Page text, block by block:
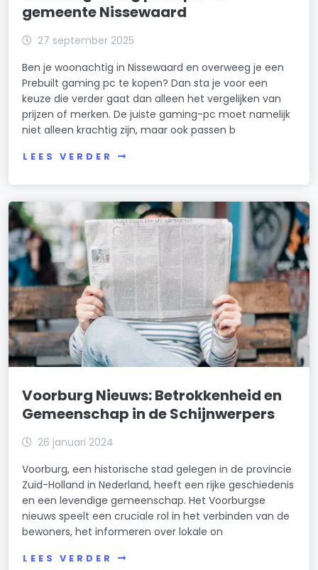
gemeente Nissewaard
27 september 2025
Ben je woonachtig in Nissewaard en overweeg je een
Prebuilt gaming pc te kopen? Dan sta je voor een
keuze die verder gaat dan alleen het vergelijken van
prijzen of merken. De juiste gaming-pc moet namelijk
niet alleen krachtig zijn, maar ook passen b
LEES VERDER
Voorburg Nieuws: Betrokkenheid en
Gemeenschap in de Schijnwerpers
26 januari 2024
Voorburg, een historische stad gelegen in de provincie
Zuid-Holland in Nederland, heeft een rijke geschiedenis
en een levendige gemeenschap. Het Voorburgse
nieuws speelt een cruciale rol in het verbinden van de
bewoners, het informeren over lokale on
LEES VERDER